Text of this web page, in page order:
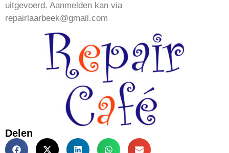
uitgevoerd. Aanmelden kan via
repairlaarbeek@gmail.com
Delen